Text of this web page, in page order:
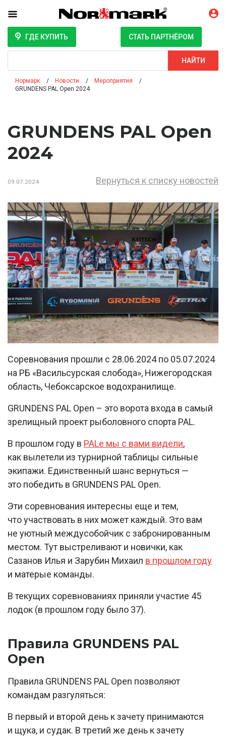
ГДЕ КУПИТЬ СТАТЬ ПАРТНЁРОМ
НАЙТИ
Нормарк Новости
Мероприятия
GRUNDENS PAL Open 2024
GRUNDENS PAL Open
2024
09.07.2024 Вернуться к списку новостей
Соревнования прошли с 28.06.2024 по 05.07.2024
на РБ «Васильсурская слобода», Нижегородская
область, Чебоксарское водохранилище.
GRUNDENS PAL Open – это ворота входа в самый
зрелищный проект рыболовного спорта PAL.
В прошлом году в PALе мы с вами видели,
как вылетели из турнирной таблицы сильные
экипажи. Единственный шанс вернуться —
это победить в GRUNDENS PAL Open.
Эти соревнования интересны еще и тем,
что участвовать в них может каждый. Это вам
не уютный междусобойчик с забронированным
местом. Тут выстреливают и новички, как
Сазанов Илья и Зарубин Михаил в прошлом году
и матерые команды.
В текущих соревнованиях приняли участие 45
лодок (в прошлом году было 37).
Правила GRUNDENS PAL
Open
Правила GRUNDENS PAL Open позволяют
командам разгуляться:
В первый и второй день к зачету принимаются
и щука, и судак. В третий же день к зачету